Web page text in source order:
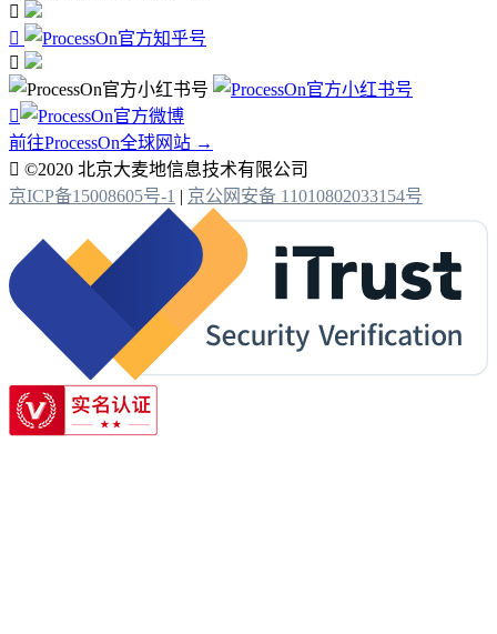




前往ProcessOn全球网站 →
 ©2020 北京大麦地信息技术有限公司
京ICP备15008605号-1 | 京公网安备 11010802033154号